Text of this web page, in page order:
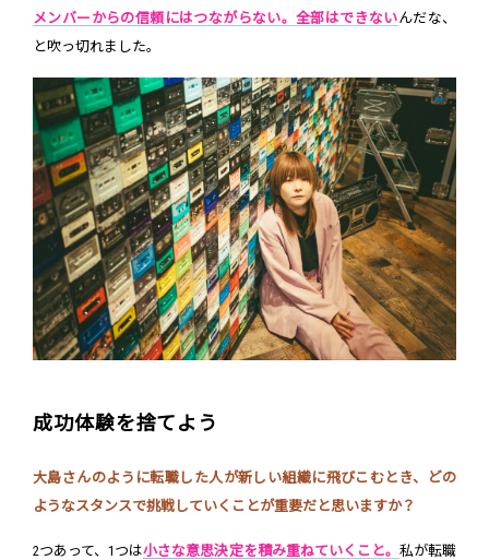
メンバーからの信頼にはつながらない。全部はできないんだな、
と吹っ切れました。
成功体験を捨てよう
大島さんのように転職した人が新しい組織に飛びこむとき、どの
ようなスタンスで挑戦していくことが重要だと思いますか？
2つあって、1つは小さな意思決定を積み重ねていくこと。 私が転職